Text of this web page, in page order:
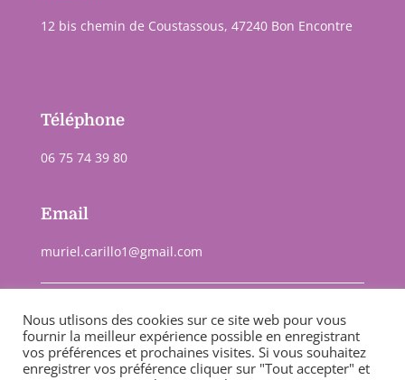
12 bis chemin de Coustassous, 47240 Bon Encontre
Téléphone
06 75 74 39 80
Email
muriel.carillo1@gmail.com
Mc sérénité ©2022 –Télécharger mon RIB
Nous utlisons des cookies sur ce site web pour vous
fournir la meilleur expérience possible en enregistrant
vos préférences et prochaines visites. Si vous souhaitez
enregistrer vos préférence cliquer sur "Tout accepter" et